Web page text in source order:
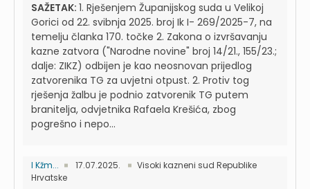
SAŽETAK: 1. Rješenjem Županijskog suda u Velikoj
Gorici od 22. svibnja 2025. broj Ik I- 269/2025-7, na
temelju članka 170. točke 2. Zakona o izvršavanju
kazne zatvora ("Narodne novine" broj 14/21., 155/23.;
dalje: ZIKZ) odbijen je kao neosnovan prijedlog
zatvorenika TG za uvjetni otpust. 2. Protiv tog
rješenja žalbu je podnio zatvorenik TG putem
branitelja, odvjetnika Rafaela Krešića, zbog
pogrešno i nepo...
I Kžm... 17.07.2025.
Visoki kazneni sud Republike
Hrvatske